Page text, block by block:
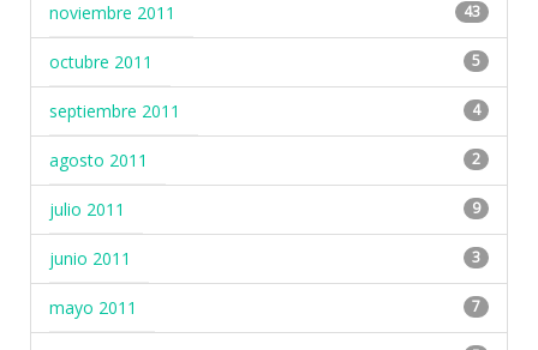
noviembre 2011 43
octubre 2011 5
septiembre 2011 4
agosto 2011 2
julio 2011 9
junio 2011 3
mayo 2011 7